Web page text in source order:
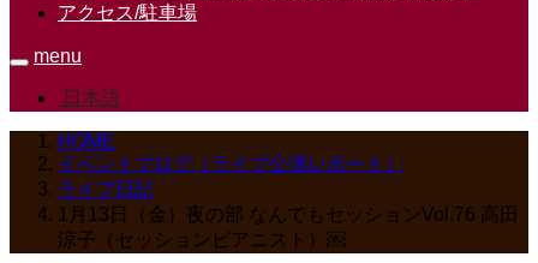
アクセス/駐車場
menu
日本語
HOME
イベントブログ（ライブ公演レポート）
ライブ日記
1月13日（金）夜の部 なんでもセッションVol.76 高田
涼子（セッションピアニスト）￼